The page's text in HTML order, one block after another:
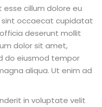
cillum dolore eu
sint occaecat cupidatat
deserunt mollit
dolor sit amet,
do eiusmod tempor
aliqua. Ut enim ad
in voluptate velit